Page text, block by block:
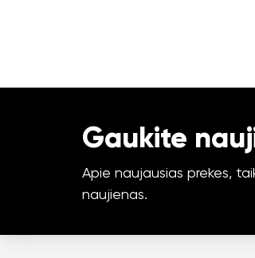
Gaukite
Apie naujausias prekes,
naujienas.